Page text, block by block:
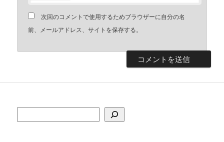
次回のコメントで使用するためブラウザーに自分の名
前、メールアドレス、サイトを保存する。